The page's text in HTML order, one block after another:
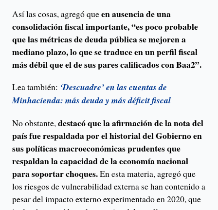
Así las cosas, agregó queen ausencia de una
consolidación fiscal importante, “es poco probable
que las métricas de deuda pública se mejoren a
mediano plazo, lo que se traduce en un perfil fiscal
más débil que el de sus pares calificados con Baa2”.
Lea también: ‘Descuadre’ en las cuentas de
Minhacienda: más deuda y más déficit fiscal
No obstante,destacó que la afirmación de la nota del
país fue respaldada por el historial del Gobierno en
sus políticas macroeconómicas prudentes que
respaldan la capacidad de la economía nacional
para soportar choques.En esta materia, agregó que
los riesgos de vulnerabilidad externa se han contenido a
pesar del impacto externo experimentado en 2020, que